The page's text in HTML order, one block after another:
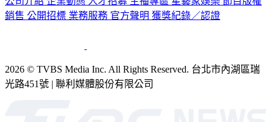
銷售 公開招標 業務服務 官方聲明 獲獎紀錄／認證
2026 © TVBS Media Inc. All Rights Reserved. 台北市內湖區瑞
光路451號 | 聯利媒體股份有限公司